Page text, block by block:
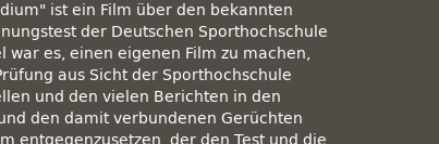
ist ein Film über den bekannten
der Deutschen Sporthochschule
war es, einen eigenen Film zu machen,
aus Sicht der Sporthochschule
und den vielen Berichten in den
den damit verbundenen Gerüchten
entgegenzusetzen, der den Test und die